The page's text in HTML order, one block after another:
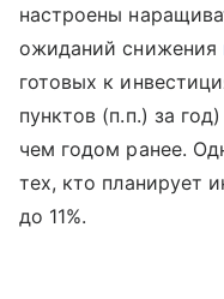
настроены
ожиданий снижения
готовых к
пунктов (п.п.) за
чем годом ранее.
тех, кто планирует
до 11%.